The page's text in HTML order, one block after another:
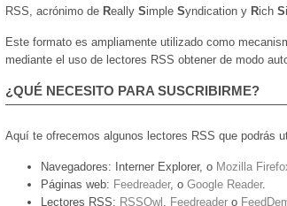
RSS, acrónimo de Really Simple Syndication y Rich S
Este formato es ampliamente utilizado como
mediante el uso de lectores RSS obtener de modo
¿QUÉ NECESITO PARA SUSCRIBIRME?
Aquí te ofrecemos algunos lectores RSS que podrás
Navegadores: Interner Explorer, o Mozilla
Páginas web: Feedreader, o Google Reader.
Lectores RSS: RSSOwl , Feedreader o